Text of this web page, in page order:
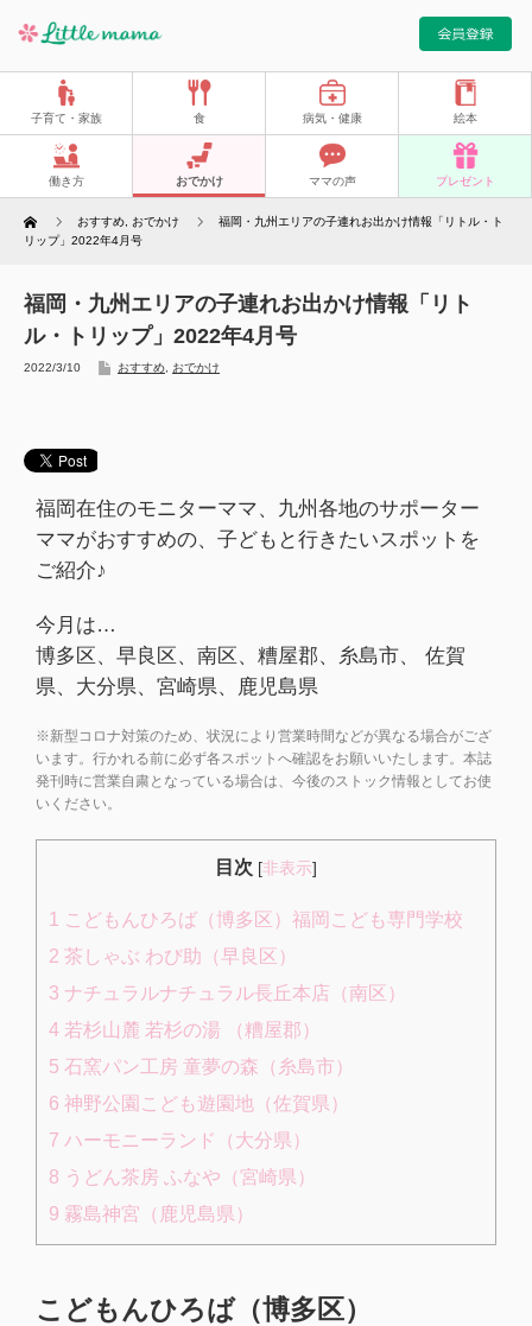
子育て・家族 食 病気・健康 絵本
働き方 おでかけ ママの声 プレゼント
Home おすすめ おでかけ
福岡・九州エリアの子連れお出かけ情報「リトル・ト
リップ」2022年4月号
福岡・九州エリアの子連れお出かけ情報「リト
ル・トリップ」2022年4月号
2022/3/10 おすすめ おでかけ
福岡在住のモニターママ、九州各地のサポーター
ママがおすすめの、子どもと行きたいスポットを
ご紹介♪
今月は…
博多区、早良区、南区、糟屋郡、糸島市、 佐賀
県、大分県、宮崎県、鹿児島県
※新型コロナ対策のため、状況により営業時間などが異なる場合がござ
います。行かれる前に必ず各スポットへ確認をお願いいたします。本誌
発刊時に営業自粛となっている場合は、今後のストック情報としてお使
いください。
目次 [非表示]
1
こどもんひろば（博多区）福岡こども専門学校
2 茶しゃぶ わび助（早良区）
3 ナチュラルナチュラル長丘本店（南区）
4 若杉山麓 若杉の湯 （糟屋郡）
5 石窯パン工房 童夢の森（糸島市）
6 神野公園こども遊園地（佐賀県）
7 ハーモニーランド（大分県）
8 うどん茶房 ふなや（宮崎県）
9 霧島神宮（鹿児島県）
こどもんひろば（博多区）